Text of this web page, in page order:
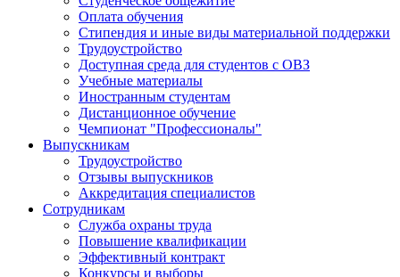
Оплата обучения
Стипендия и иные виды материальной поддержки
Трудоустройство
Доступная среда для студентов с ОВЗ
Учебные материалы
Иностранным студентам
Дистанционное обучение
Чемпионат "Профессионалы"
Выпускникам
Трудоустройство
Отзывы выпускников
Аккредитация специалистов
Сотрудникам
Служба охраны труда
Повышение квалификации
Эффективный контракт
Конкурсы и выборы